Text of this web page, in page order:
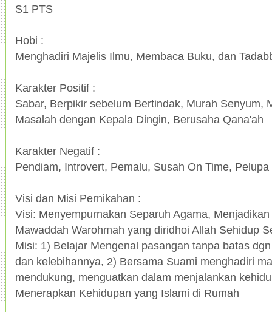
S1 PTS
Hobi :
Menghadiri Majelis Ilmu, Membaca Buku, dan
Karakter Positif :
Sabar, Berpikir sebelum Bertindak, Murah Senyum,
Masalah dengan Kepala Dingin, Berusaha Qana'ah
Karakter Negatif :
Pendiam, Introvert, Pemalu, Susah On Time, Pelupa
Visi dan Misi Pernikahan :
Visi: Menyempurnakan Separuh Agama,
Mawaddah Warohmah yang diridhoi Allah Sehidup
Misi: 1) Belajar Mengenal pasangan tanpa batas
dan kelebihannya, 2) Bersama Suami menghadiri
mendukung, menguatkan dalam menjalankan
Menerapkan Kehidupan yang Islami di Rumah